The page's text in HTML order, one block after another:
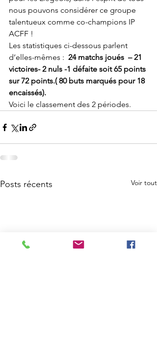
nous pouvons considérer ce groupe
talentueux comme co-champions IP
ACFF !
Les statistiques ci-dessous parlent
d’elles-mêmes : 24 matchs joués  – 21
victoires- 2 nuls -1 défaite soit 65 points
sur 72 points.( 80 buts marqués pour 18
encaissés).
Voici le classement des 2 périodes.
Posts récents Voir tout